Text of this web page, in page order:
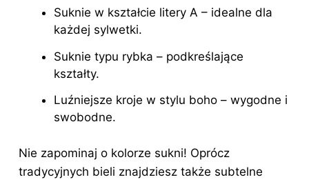
Suknie w kształcie litery A – idealne dla
każdej sylwetki.
Suknie typu rybka – podkreślające
kształty.
Luźniejsze kroje w stylu boho – wygodne i
swobodne.
Nie zapominaj o kolorze sukni! Oprócz
tradycyjnych bieli znajdziesz także subtelne